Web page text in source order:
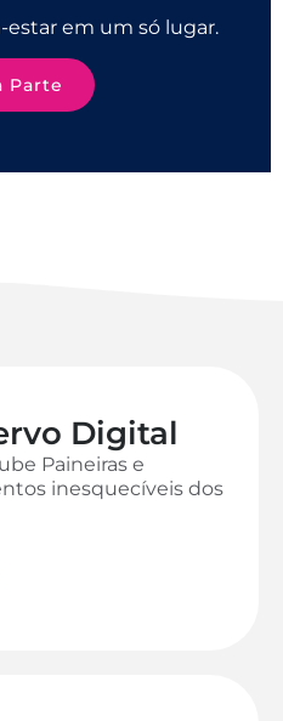
estar em um só lugar.
Parte
Digital
Paineiras e
inesquecíveis dos